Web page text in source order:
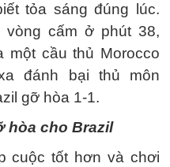
tỏa sáng đúng lúc.
vòng cấm ở phút 38,
một cầu thủ Morocco
đánh bại thủ môn
gỡ hòa 1-1.
hòa cho Brazil
cuộc tốt hơn và chơi